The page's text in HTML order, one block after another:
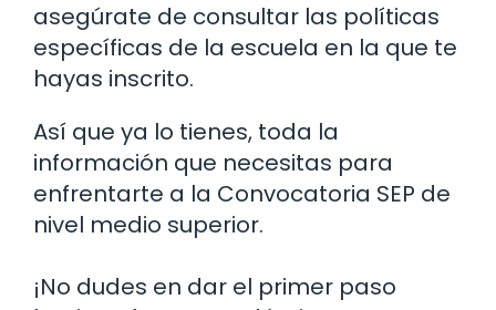
asegúrate de consultar las políticas
específicas de la escuela en la que te
hayas inscrito.
Así que ya lo tienes, toda la
información que necesitas para
enfrentarte a la Convocatoria SEP de
nivel medio superior.
¡No dudes en dar el primer paso